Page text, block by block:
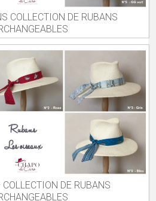
COLLECTION DE RUBANS
DE RUBANS